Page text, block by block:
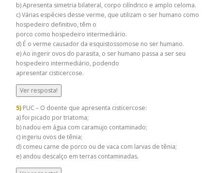
b) Apresenta simetria bilateral, corpo cilíndrico e amplo celoma.
c) Várias espécies desse verme, que utilizam o ser humano como
hospedeiro definitivo, têm o
porco como hospedeiro intermediário.
d) É o verme causador da esquistossomose no ser humano.
e) Ao ingerir ovos do parasita, o ser humano passa a ser seu
hospedeiro intermediário, podendo
apresentar cisticercose.
Ver resposta!
5) PUC – O doente que apresenta cisticercose:
a) foi picado por triatoma;
b) nadou em água com caramujo contaminado;
c) ingeriu ovos de tênia;
d) comeu carne de porco ou de vaca com larvas de tênia;
e) andou descalço em terras contaminadas.